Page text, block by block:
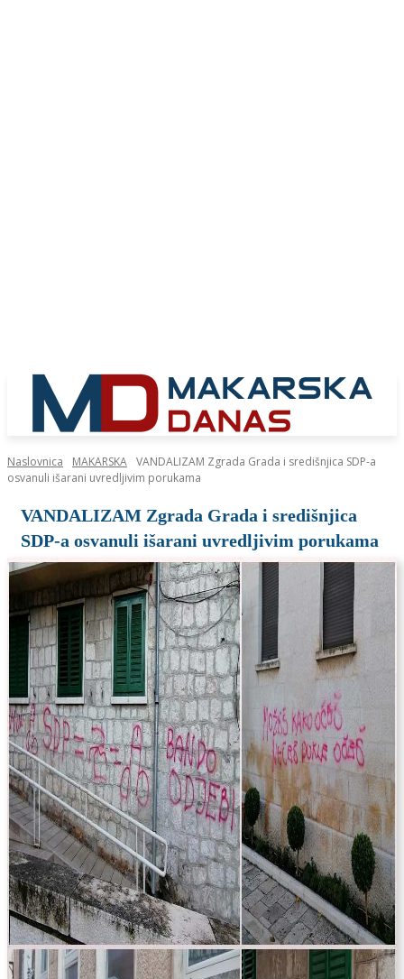
Naslovnica MAKARSKA VANDALIZAM Zgrada Grada i središnjica SDP-a
osvanuli išarani uvredljivim porukama
VANDALIZAM Zgrada Grada i središnjica
SDP-a osvanuli išarani uvredljivim porukama